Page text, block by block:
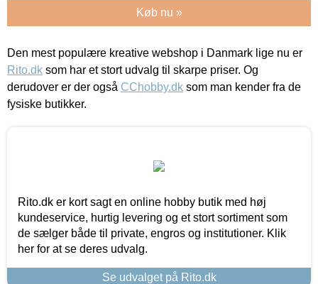
Køb nu »
Den mest populære kreative webshop i Danmark lige nu er
Rito.dk som har et stort udvalg til skarpe priser. Og
derudover er der også CChobby.dk som man kender fra de
fysiske butikker.
Rito.dk er kort sagt en online hobby butik med høj
kundeservice, hurtig levering og et stort sortiment som
de sælger både til private, engros og institutioner. Klik
her for at se deres udvalg.
Se udvalget på Rito.dk